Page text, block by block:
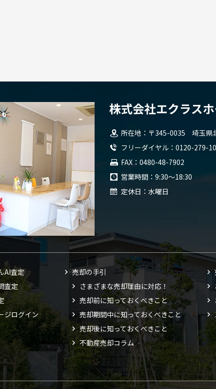
所在地 〒345-0035 埼玉県
フリーダイヤル
0120-279-
FAX
0480-48-7902
営業時間
9:30～18:30
定休日
水曜日
AI査定
査定
ジログイン
売却の手引
さまざまな売却理由に対応！
売却前に知っておくべきこと
売却期間中に知っておくべきこと
売却後に知っておくべきこと
不動産売却コラム